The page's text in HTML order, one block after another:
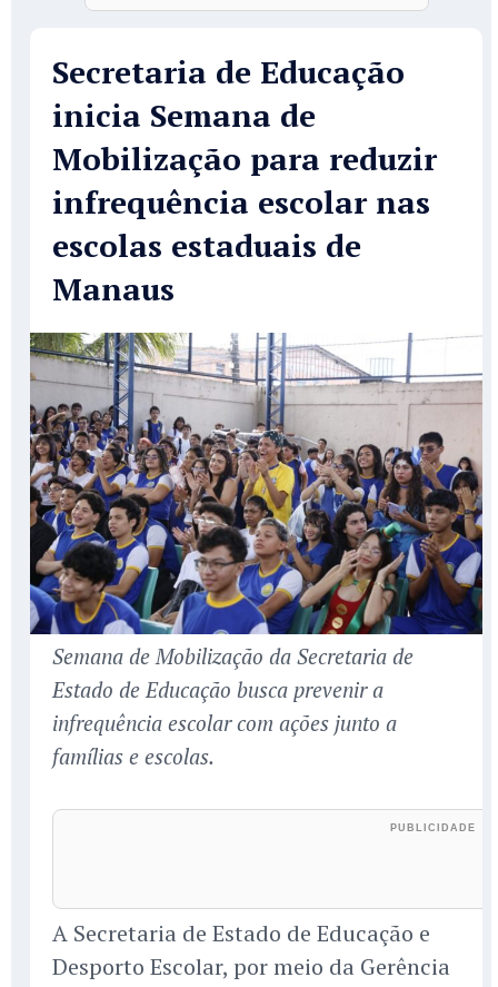
Secretaria de Educação
inicia Semana de
Mobilização para reduzir
infrequência escolar nas
escolas estaduais de
Manaus
Semana de Mobilização da Secretaria de
Estado de Educação busca prevenir a
infrequência escolar com ações junto a
famílias e escolas.
A Secretaria de Estado de Educação e
Desporto Escolar, por meio da Gerência